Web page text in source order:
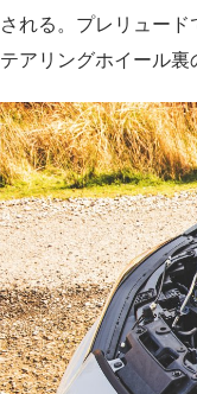
される。プレリュー
テアリングホイール裏